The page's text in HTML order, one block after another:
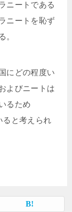
ニートである
ニートを恥ず
。
にどの程度い
よびニートは
るため
ると考えられ